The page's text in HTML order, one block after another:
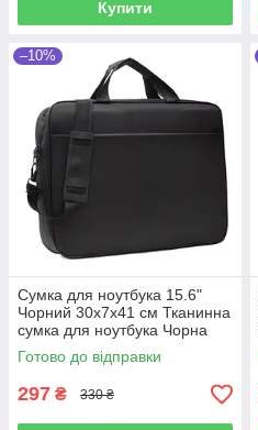
Купити
–10%
Сумка для ноутбука 15.6"
Чорний 30х7х41 см Тканинна
сумка для ноутбука Чорна
сумка для ноутбука для
чоловіків
Готово до відправки
297 ₴ 330 ₴